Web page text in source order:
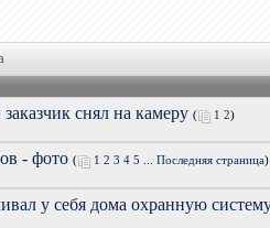
снял на камеру ( 1 2)
- фото ( 1 2 3 4 5 Последняя страница)
у себя дома охранную